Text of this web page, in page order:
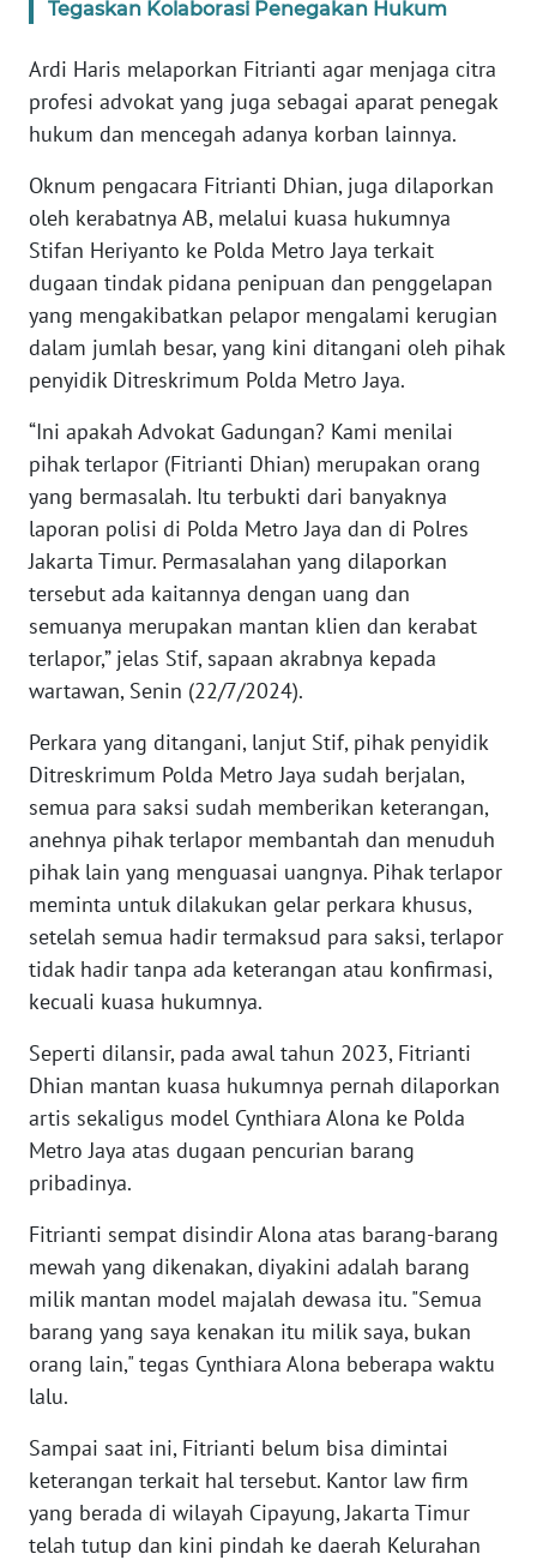
Tegaskan Kolaborasi Penegakan Hukum
Ardi Haris melaporkan Fitrianti agar menjaga citra
profesi advokat yang juga sebagai aparat penegak
hukum dan mencegah adanya korban lainnya.
Oknum pengacara Fitrianti Dhian, juga dilaporkan
oleh kerabatnya AB, melalui kuasa hukumnya
Stifan Heriyanto ke Polda Metro Jaya terkait
dugaan tindak pidana penipuan dan penggelapan
yang mengakibatkan pelapor mengalami kerugian
dalam jumlah besar, yang kini ditangani oleh pihak
penyidik Ditreskrimum Polda Metro Jaya.
“Ini apakah Advokat Gadungan? Kami menilai
pihak terlapor (Fitrianti Dhian) merupakan orang
yang bermasalah. Itu terbukti dari banyaknya
laporan polisi di Polda Metro Jaya dan di Polres
Jakarta Timur. Permasalahan yang dilaporkan
tersebut ada kaitannya dengan uang dan
semuanya merupakan mantan klien dan kerabat
terlapor,” jelas Stif, sapaan akrabnya kepada
wartawan, Senin (22/7/2024).
Perkara yang ditangani, lanjut Stif, pihak penyidik
Ditreskrimum Polda Metro Jaya sudah berjalan,
semua para saksi sudah memberikan keterangan,
anehnya pihak terlapor membantah dan menuduh
pihak lain yang menguasai uangnya. Pihak terlapor
meminta untuk dilakukan gelar perkara khusus,
setelah semua hadir termaksud para saksi, terlapor
tidak hadir tanpa ada keterangan atau konfirmasi,
kecuali kuasa hukumnya.
Seperti dilansir, pada awal tahun 2023, Fitrianti
Dhian mantan kuasa hukumnya pernah dilaporkan
artis sekaligus model Cynthiara Alona ke Polda
Metro Jaya atas dugaan pencurian barang
pribadinya.
Fitrianti sempat disindir Alona atas barang-barang
mewah yang dikenakan, diyakini adalah barang
milik mantan model majalah dewasa itu. "Semua
barang yang saya kenakan itu milik saya, bukan
orang lain," tegas Cynthiara Alona beberapa waktu
lalu.
Sampai saat ini, Fitrianti belum bisa dimintai
keterangan terkait hal tersebut. Kantor law firm
yang berada di wilayah Cipayung, Jakarta Timur
telah tutup dan kini pindah ke daerah Kelurahan
WN
WN
PAPUA
WN
PAPUA
BARAT
WN
RIAU
WN
SERAMBI
WN
SULTRA
NTB
WN
SULTENG
WN
SULBAR
WN
BABEL
WN
SUMBAR
WN
SUMSEL
WN
BENGKULU
LAMPUNG
WN
JATENG